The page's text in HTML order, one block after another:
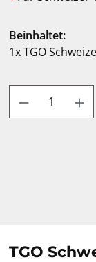
Beinhaltet:
1x TGO
Produkt
TGO